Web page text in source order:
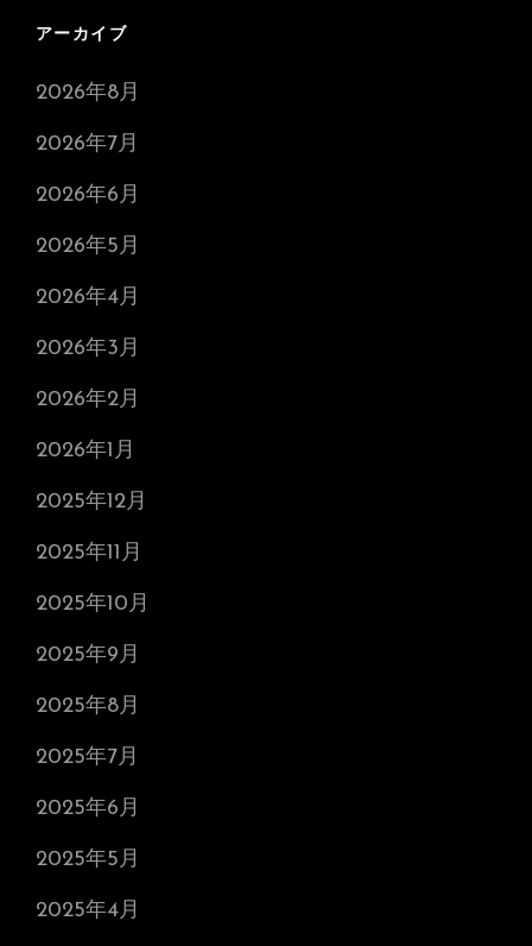
アーカイブ
2026年8月
2026年7月
2026年6月
2026年5月
2026年4月
2026年3月
2026年2月
2026年1月
2025年12月
2025年11月
2025年10月
2025年9月
2025年8月
2025年7月
2025年6月
2025年5月
2025年4月